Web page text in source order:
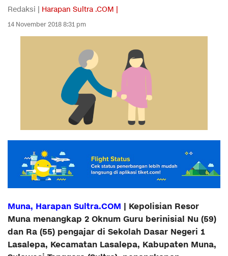
Redaksi | Harapan Sultra .COM |
14 November 2018 8:31 pm
Muna, Harapan Sultra.COM | Kepolisian Resor
Muna menangkap 2 Oknum Guru berinisial Nu (59)
dan Ra (55) pengajar di Sekolah Dasar Negeri 1
Lasalepa, Kecamatan Lasalepa, Kabupaten Muna,